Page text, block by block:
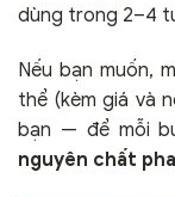
dùng trong 2–4
Nếu bạn muốn,
thể (kèm giá và
bạn — để mỗi
nguyên chất